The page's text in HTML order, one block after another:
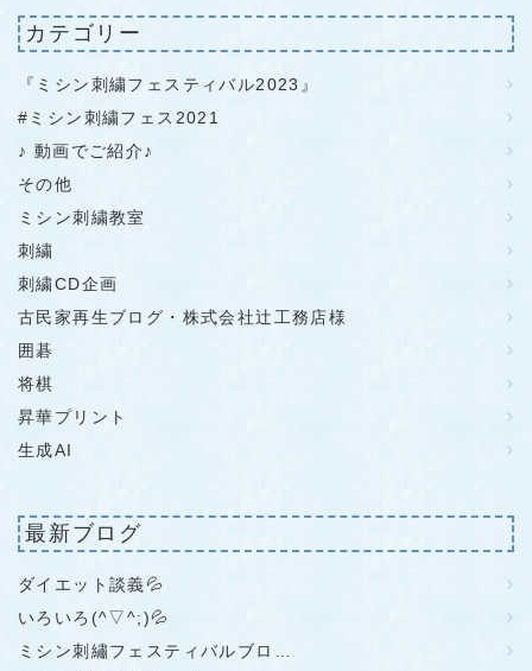
カテゴリー
『ミシン刺繍フェスティバル2023』
#ミシン刺繍フェス2021
♪ 動画でご紹介♪
その他
ミシン刺繍教室
刺繍
刺繍CD企画
古民家再生ブログ・株式会社辻工務店様
囲碁
将棋
昇華プリント
生成AI
最新ブログ
ダイエット談義💦
いろいろ(^▽^;)💦
ミシン刺繡フェスティバルブロ…